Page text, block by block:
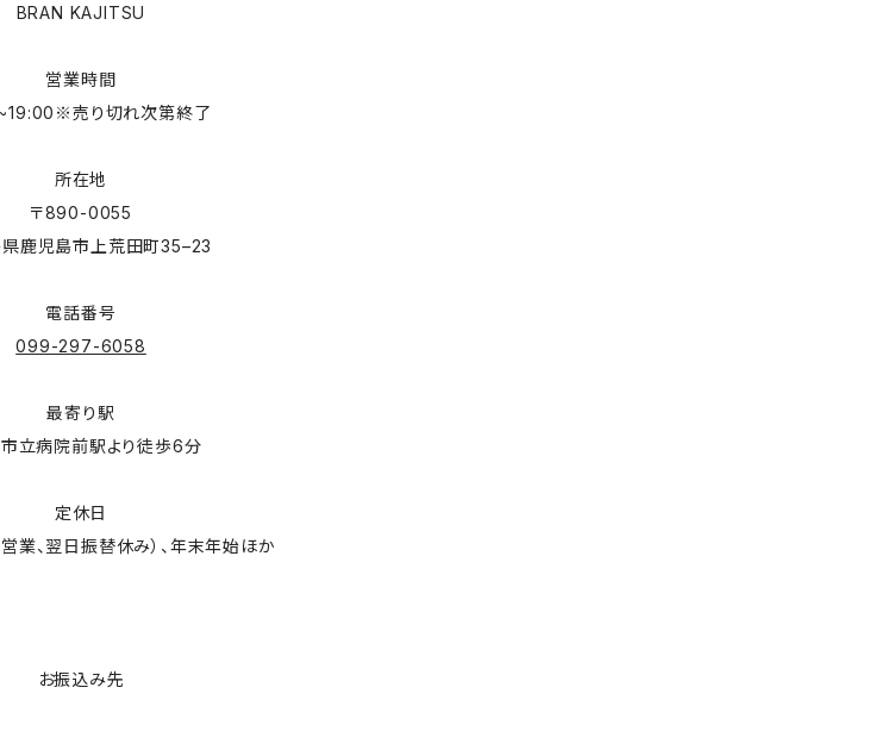
BRAN KAJITSU
営業時間
売り切れ次第終了
所在地
〒890-0055
鹿児島市上荒田町35–23
電話番号
099-297-6058
最寄り駅
立病院前駅より徒歩6分
定休日
業、翌日振替休み）、年末年始ほか
お振込み先